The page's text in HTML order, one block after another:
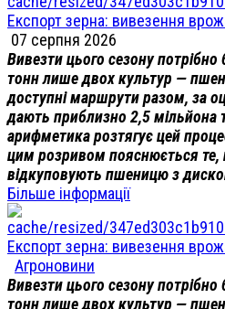
Експорт зерна: вивезення
07 серпня 2026
Вивезти цього сезону
тонн лише двох культур —
доступні маршрути разом, за
дають приблизно 2,5 мільйона
арифметика розтягує цей
цим розривом пояснюється те,
відкуповують пшеницю з
Більше інформації
Експорт зерна: вивезення
Агроновини
Вивезти цього сезону
тонн лише двох культур —